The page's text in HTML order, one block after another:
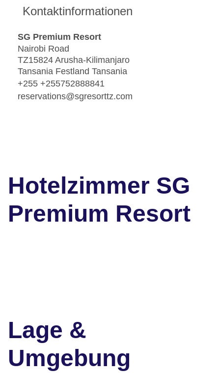
Kontaktinformationen
SG Premium Resort
Nairobi Road
TZ15824 Arusha-Kilimanjaro
Tansania Festland Tansania
+255 +255752888841
reservations@sgresorttz.com
Hotelzimmer SG
Premium Resort
Lage &
Umgebung